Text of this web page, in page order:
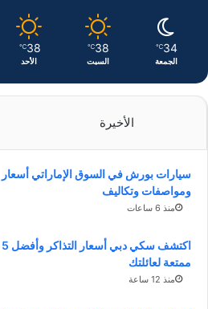
34
℃
الجمعة
38
℃
السبت
38
℃
الأحد
الأخيرة
سيارات بورش في السوق الإماراتي أسعار
ومواصفات وتكاليف
منذ 6 ساعات
ممتعة لعائلتك
منذ 12 ساعة